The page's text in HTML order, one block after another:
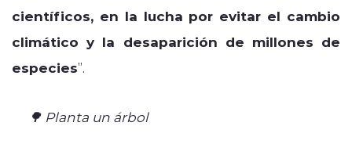
científicos, en la lucha por evitar el cambio
climático y la desaparición de millones de
especies”.
🌳 Planta un árbol